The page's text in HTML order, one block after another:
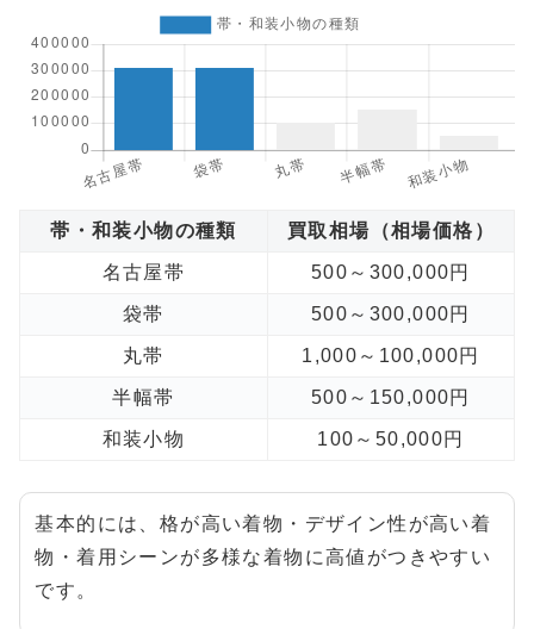
帯・和装小物の種類 買取相場（相場価格）
名古屋帯 500～300,000円
袋帯 500～300,000円
丸帯 1,000～100,000円
半幅帯 500～150,000円
和装小物 100～50,000円
基本的には、格が高い着物・デザイン性が高い着
物・着用シーンが多様な着物に高値がつきやすい
です。